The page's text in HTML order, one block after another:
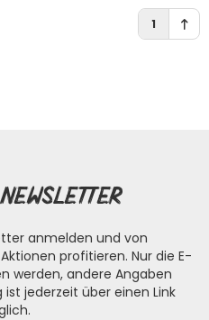
1
anmelden und von
profitieren. Nur die E-
werden, andere Angaben
jederzeit über einen Link